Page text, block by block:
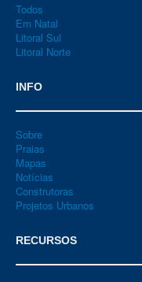
Todos
Em Natal
Litoral Sul
Litoral Norte
INFO
Sobre
Praias
Mapas
Notícias
Construtoras
Projetos Urbanos
RECURSOS